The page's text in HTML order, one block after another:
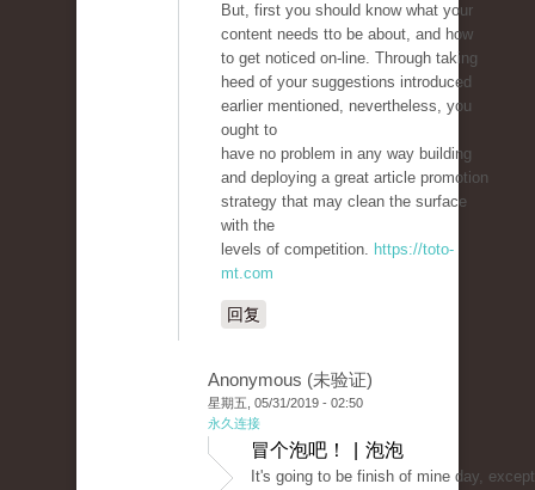
But, first you should know what your
content needs tto be about, and how
to get noticed on-line. Through taking
heed of your suggestions introduced
earlier mentioned, nevertheless, you
ought to
have no problem in any way building
and deploying a great article promotion
strategy that may clean the surface
with the
levels of competition. https://toto-
mt.com
回复
Anonymous (未验证)
星期五, 05/31/2019 - 02:50
永久连接
冒个泡吧！ | 泡泡
It's going to be finish of mine day,